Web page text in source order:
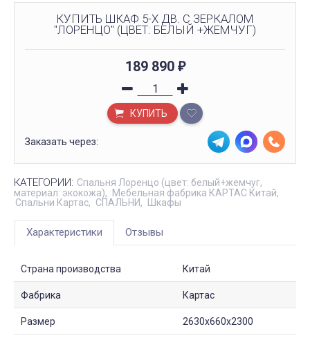
КУПИТЬ ШКАФ 5-Х ДВ. С ЗЕРКАЛОМ
"ЛОРЕНЦО" (ЦВЕТ: БЕЛЫЙ +ЖЕМЧУГ)
189 890 ₽
КУПИТЬ
Заказать через:
КАТЕГОРИИ: Спальня Лоренцо (цвет: белый+жемчуг,
материал: экокожа)
Мебельная фабрика КАРТАС Китай
Спальни Картас
СПАЛЬНИ Шкафы
Характеристики Отзывы
Страна производства Китай
Фабрика Картас
Размер 2630х660х2300